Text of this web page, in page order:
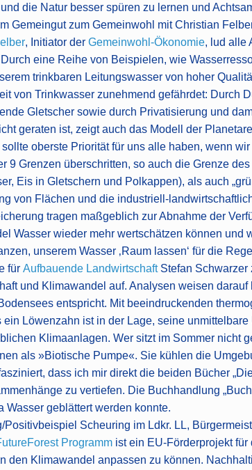
die Natur besser spüren zu lernen und
Gemeingut zum Gemeinwohl mit Christian
, Initiator der Gemeinwohl-Ökonomie, lud alle
eine Reihe von Beispielen, wie
trinkbaren Leitungswasser von hoher
von Trinkwasser zunehmend gefährdet: Durch
Gletscher sowie durch Privatisierung und
geraten ist, zeigt auch das Modell der
oberste Priorität für uns alle haben, wenn
9 Grenzen überschritten, so auch die Grenze
Eis in Gletschern und Polkappen), als auch
von Flächen und die industriell-
tragen maßgeblich zur Abnahme der
Wasser wieder mehr wertschätzen können
unserem Wasser ‚Raum lassen‘ für die
für Aufbauende LandwirtschaftStefan Schwarzer
und Klimawandel auf. Analysen weisen
entspricht. Mit beeindruckenden
ein Löwenzahn ist in der Lage, seine
Klimaanlagen. Wer sitzt im Sommer nicht
als »Biotische Pumpe«. Sie kühlen die
dass ich mir direkt die beiden Bücher
zu vertiefen. Die Buchhandlung
Wasser geblättert werden konnte.
Positivbeispiel Scheuring im Ldkr. LL,
Programm ist ein EU-Förderprojekt
den Klimawandel anpassen zu können.